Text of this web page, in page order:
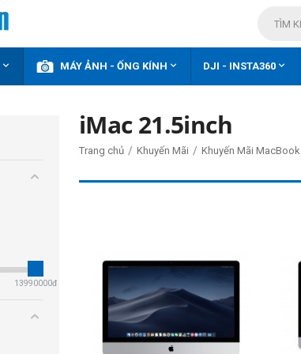
 MÁY ẢNH - ỐNG KÍNH  DJI - INSTA360 
13990000đ
iMac 21.5inch
Trang chủ / Khuyến Mãi / Khuyến Mãi MacBook